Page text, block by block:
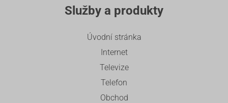
Služby a produkty
Úvodní stránka
Internet
Televize
Telefon
Obchod